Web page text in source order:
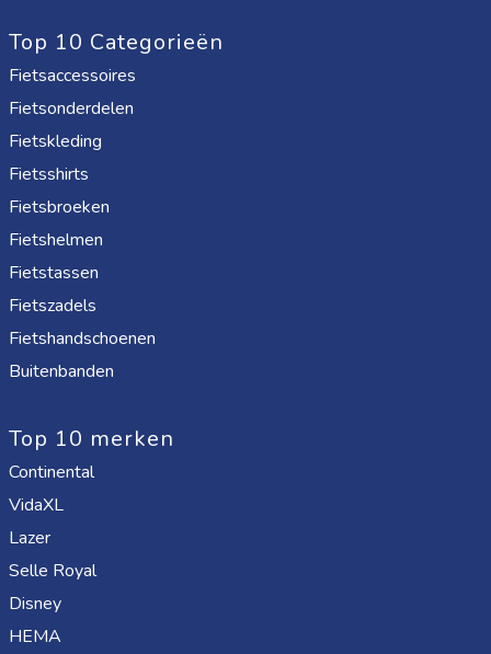
Top 10 Categorieën
Fietsaccessoires
Fietsonderdelen
Fietskleding
Fietsshirts
Fietsbroeken
Fietshelmen
Fietstassen
Fietszadels
Fietshandschoenen
Buitenbanden
Top 10 merken
Continental
VidaXL
Lazer
Selle Royal
Disney
HEMA